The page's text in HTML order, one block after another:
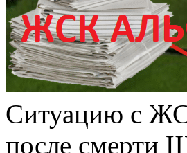
Ситуацию с
после смерти